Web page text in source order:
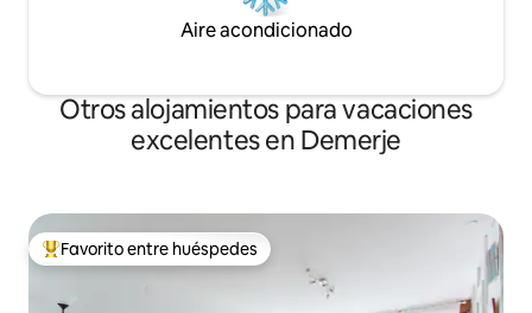
Aire acondicionado
Otros alojamientos para vacaciones
excelentes en Demerje
Favorito entre huéspedes preferido
Favorito entre huéspedes